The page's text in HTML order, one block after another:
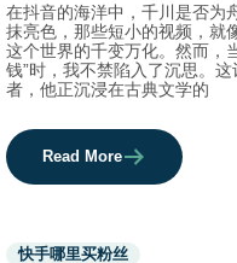
在抖音的海洋中，千川是否为
抹亮色，那些短小的视频，就
这个世界的千变万化。然而，
钱”时，我不禁陷入了沉思。
者，他正沉浸在古典文学的
Read More
Used
快手哪里买粉丝